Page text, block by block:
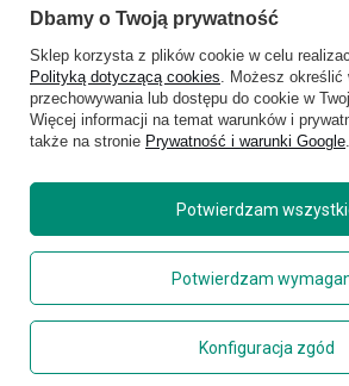
Dodaj do koszyka
Hedgren
Jeep
Knirps
LEGO
Muitomas
National Geographic
Wenger
XD Design
Zojirushi
FLYNKA
VANS
Dbamy o Twoją prywatność
Sklep korzysta z plików cookie w celu
Polityką dotyczącą cookies. Możesz określić
przechowywania lub dostępu do cookie w
Więcej informacji na temat warunków i
także na stronie Prywatność i warunki Google.
Potwierdzam
Konfiguracja zgód
Potwierdzam